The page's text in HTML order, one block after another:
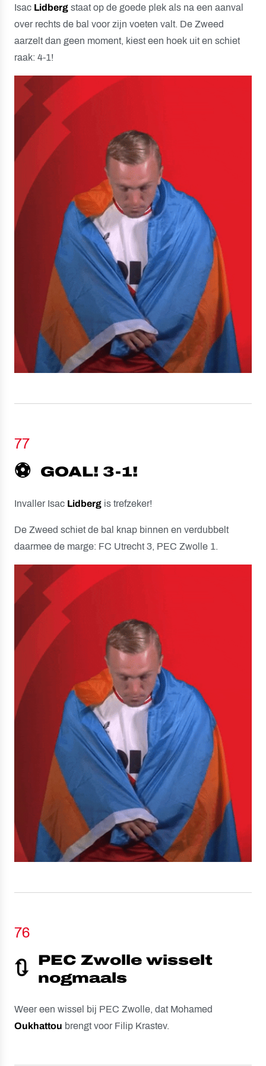
Isac Lidberg staat op de goede plek als na een aanval
over rechts de bal voor zijn voeten valt. De Zweed
aarzelt dan geen moment, kiest een hoek uit en schiet
raak: 4-1!
⚽️ GOAL! 3-1!
77
Invaller Isac Lidberg is trefzeker!
De Zweed schiet de bal knap binnen en verdubbelt
daarmee de marge: FC Utrecht 3, PEC Zwolle 1.
🔃
PEC Zwolle wisselt
nogmaals
76
Weer een wissel bij PEC Zwolle, dat Mohamed
Oukhattou brengt voor Filip Krastev.